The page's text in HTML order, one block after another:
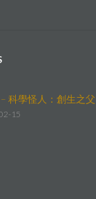
科學怪人：創生之
15